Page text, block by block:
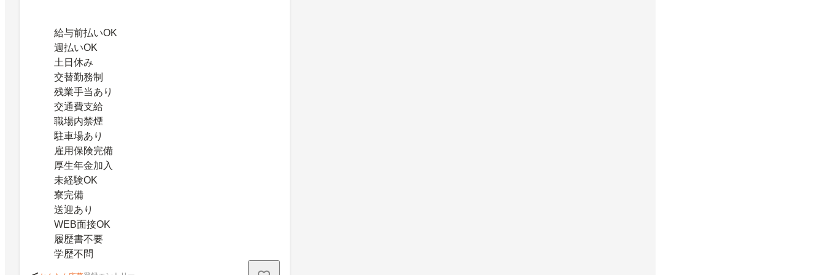
給与前払いOK
週払いOK
土日休み
交替勤務制
残業手当あり
交通費支給
職場内禁煙
駐車場あり
雇用保険完備
厚生年金加入
未経験OK
寮完備
送迎あり
WEB面接OK
履歴書不要
学歴不問